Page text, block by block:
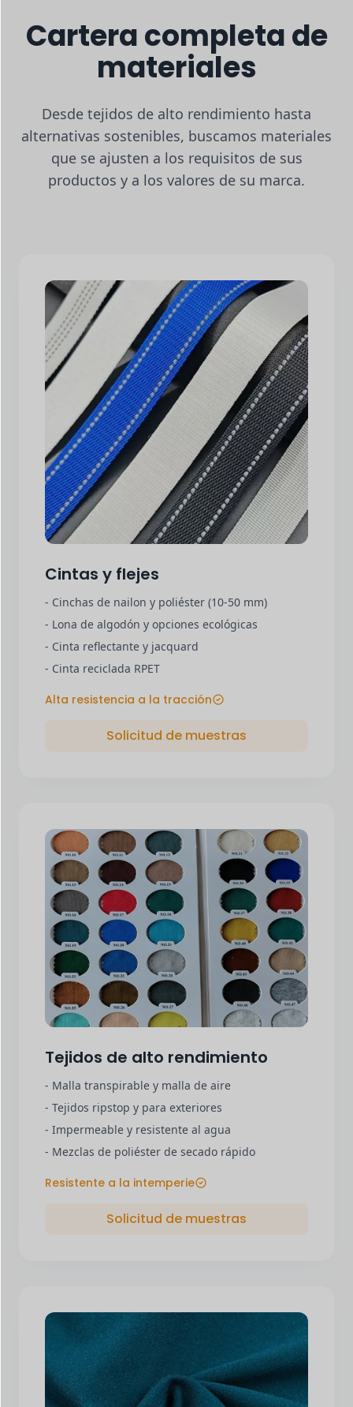
Cartera completa de
materiales
Desde tejidos de alto rendimiento hasta
alternativas sostenibles, buscamos materiales
que se ajusten a los requisitos de sus
productos y a los valores de su marca.
Cintas y flejes
- Cinchas de nailon y poliéster (10-50 mm)
- Lona de algodón y opciones ecológicas
- Cinta reflectante y jacquard
- Cinta reciclada RPET
Alta resistencia a la tracción
Solicitud de muestras
Tejidos de alto rendimiento
- Malla transpirable y malla de aire
- Tejidos ripstop y para exteriores
- Impermeable y resistente al agua
- Mezclas de poliéster de secado rápido
Resistente a la intemperie
Solicitud de muestras